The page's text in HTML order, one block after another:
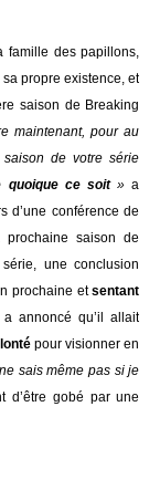
famille des papillons,
propre existence, et
saison de Breaking
maintenant, pour au
de votre série
quoique ce soit» a
d’une conférence de
prochaine saison de
une conclusion
prochaine etsentant
annoncé qu’il allait
pour visionner en
sais même pas si je
d’être gobé par une